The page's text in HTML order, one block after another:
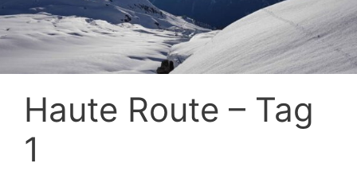
Haute Route – Tag
1